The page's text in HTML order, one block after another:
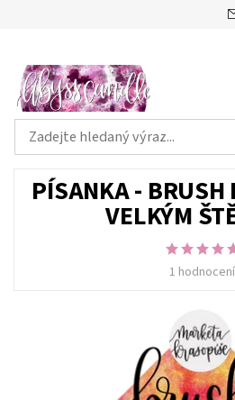
PÍSANKA - BRUSH
VELKÝM
1 hodnocení